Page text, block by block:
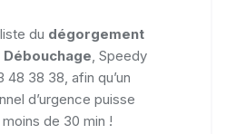
du dégorgement
, Speedy
38 38, afin qu’un
d’urgence puisse
de 30 min !